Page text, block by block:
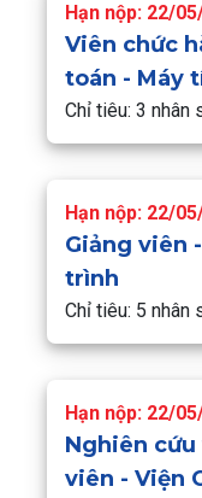
Hạn nộp: 22/
Viên chức
toán - Máy
Chỉ tiêu: 3 nhân
Hạn nộp: 22/
Giảng viên
trình
Chỉ tiêu: 5 nhân
Hạn nộp: 22/
Nghiên
viên - Viện